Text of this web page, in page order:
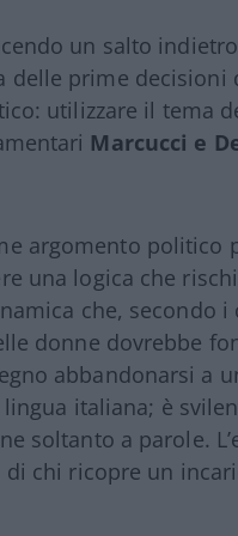
un salto
delle prime decisioni
utilizzare il tema
Marcucci e
argomento
una logica che
che,
donne dovrebbe
abbandonarsi a
italiana; è
soltanto a parole.
chi ricopre un